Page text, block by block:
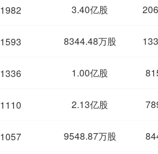
1982 3.40亿股
1593 8344.48万股
1336 1.00亿股
1110 2.13亿股
1057 9548.87万股